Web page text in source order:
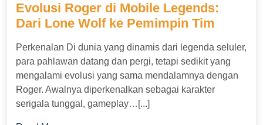
Evolusi Roger di Mobile Legends:
Dari Lone Wolf ke Pemimpin Tim
Perkenalan Di dunia yang dinamis dari legenda seluler,
para pahlawan datang dan pergi, tetapi sedikit yang
mengalami evolusi yang sama mendalamnya dengan
Roger. Awalnya diperkenalkan sebagai karakter
serigala tunggal, gameplay…[...]